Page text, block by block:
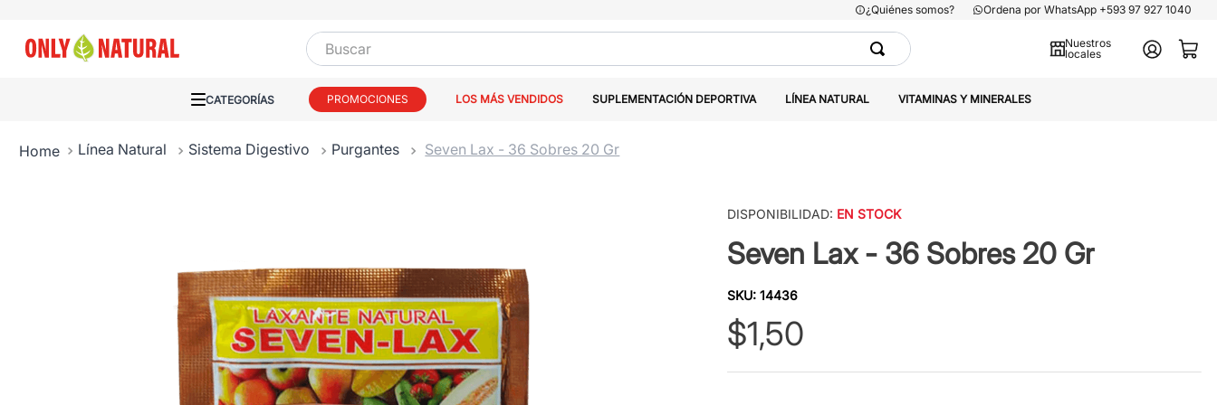
¿Quiénes somos? Ordena por WhatsApp +593 97 927 1040
Buscar
Nuestros
locales
PROMOCIONES LOS MÁS VENDIDOS SUPLEMENTACIÓN DEPORTIVA LÍNEA NATURAL VITAMINAS Y MINERALES
Línea Natural Sistema Digestivo Purgantes Seven Lax - 36 Sobres 20 Gr
DISPONIBILIDAD: EN STOCK
Seven Lax - 36 Sobres 20 Gr
SKU: 14436
$1,50